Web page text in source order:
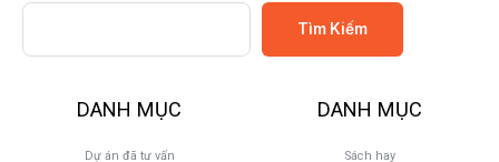
Tìm Kiếm
DANH MỤC
Dự án đã tư vấn
DANH MỤC
Sách hay